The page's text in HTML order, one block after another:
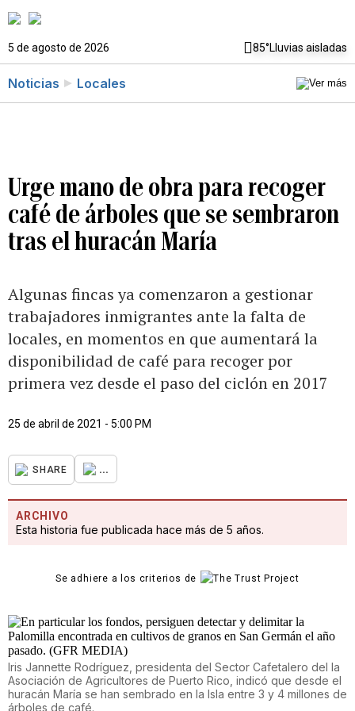
5 de agosto de 2026 85°Lluvias aisladas
Noticias Locales
Urge mano de obra para recoger
café de árboles que se sembraron
tras el huracán María
Algunas fincas ya comenzaron a gestionar
trabajadores inmigrantes ante la falta de
locales, en momentos en que aumentará la
disponibilidad de café para recoger por
primera vez desde el paso del ciclón en 2017
25 de abril de 2021 - 5:00 PM
SHARE ...
ARCHIVO
Esta historia fue publicada hace más de 5 años.
Se adhiere a los criterios de
Iris Jannette Rodríguez, presidenta del Sector Cafetalero del la
Asociación de Agricultores de Puerto Rico, indicó que desde el
huracán María se han sembrado en la Isla entre 3 y 4 millones de
árboles de café.